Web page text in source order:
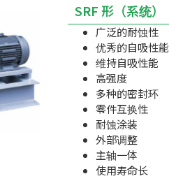
SRF 形（系统）
广泛的耐蚀性
优秀的自吸性能
维持自吸性能
高强度
多种的密封环
零件互换性
耐蚀涂装
外部调整
主轴一体
使用寿命长